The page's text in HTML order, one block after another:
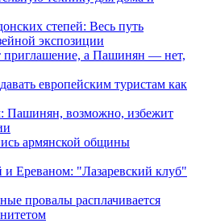
степей: Весь путь
экспозиции
приглашение, а Пашинян — нет,
европейским туристам как
Пашинян, возможно, избежит
армянской общины
Ереваном: "Лазаревский клуб"
провалы расплачивается